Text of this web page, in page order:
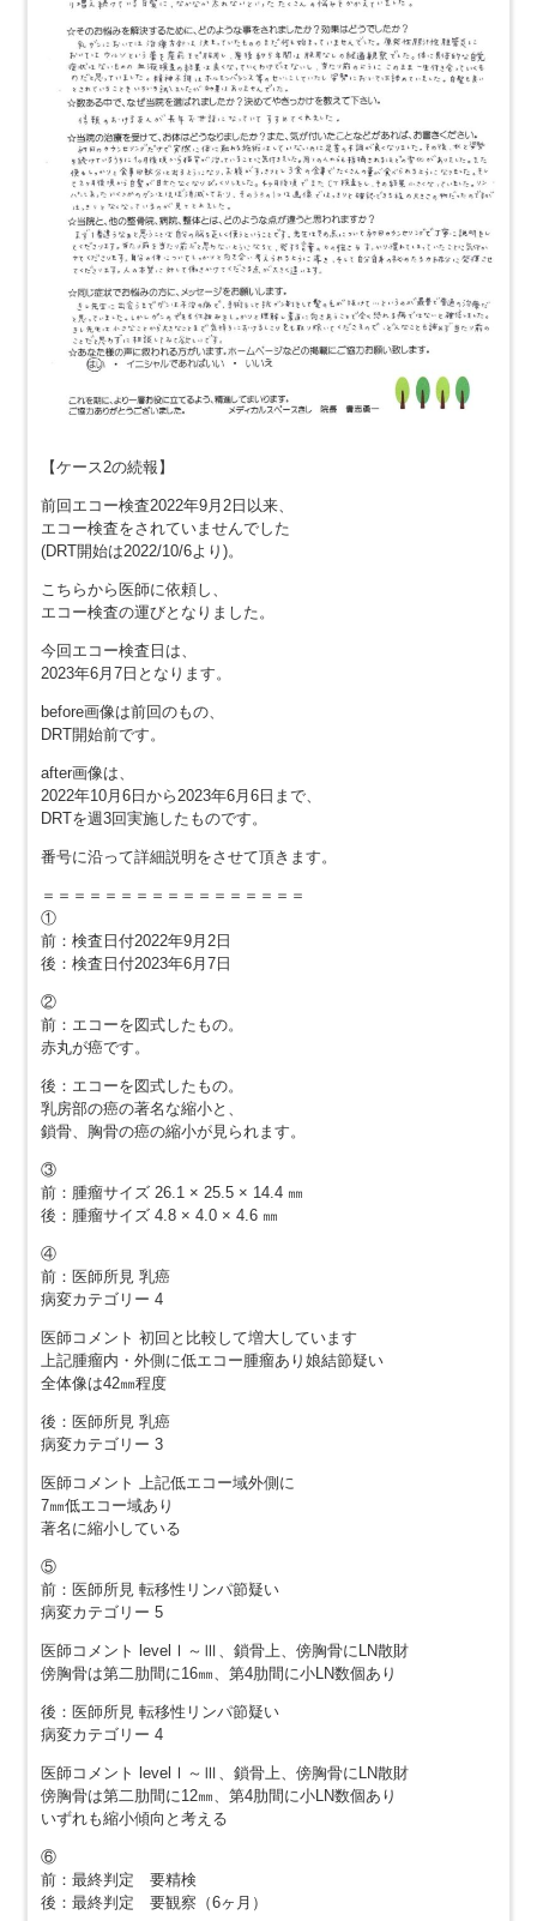
【ケース2の続報】
前回エコー検査2022年9月2日以来、
エコー検査をされていませんでした
(DRT開始は2022/10/6より)。
こちらから医師に依頼し、
エコー検査の運びとなりました。
今回エコー検査日は、
2023年6月7日となります。
before画像は前回のもの、
DRT開始前です。
after画像は、
2022年10月6日から2023年6月6日まで、
DRTを週3回実施したものです。
番号に沿って詳細説明をさせて頂きます。
＝＝＝＝＝＝＝＝＝＝＝＝＝＝＝＝＝
①
前：検査日付2022年9月2日
後：検査日付2023年6月7日
②
前：エコーを図式したもの。
赤丸が癌です。
後：エコーを図式したもの。
乳房部の癌の著名な縮小と、
鎖骨、胸骨の癌の縮小が見られます。
③
前：腫瘤サイズ 26.1 × 25.5 × 14.4 ㎜
後：腫瘤サイズ 4.8 × 4.0 × 4.6 ㎜
④
前：医師所見 乳癌
病変カテゴリー 4
医師コメント 初回と比較して増大しています
上記腫瘤内・外側に低エコー腫瘤あり娘結節疑い
全体像は42㎜程度
後：医師所見 乳癌
病変カテゴリー 3
医師コメント 上記低エコー域外側に
7㎜低エコー域あり
著名に縮小している
⑤
前：医師所見 転移性リンパ節疑い
病変カテゴリー 5
医師コメント levelⅠ～Ⅲ、鎖骨上、傍胸骨にLN散財
傍胸骨は第二肋間に16㎜、第4肋間に小LN数個あり
後：医師所見 転移性リンパ節疑い
病変カテゴリー 4
医師コメント levelⅠ～Ⅲ、鎖骨上、傍胸骨にLN散財
傍胸骨は第二肋間に12㎜、第4肋間に小LN数個あり
いずれも縮小傾向と考える
⑥
前：最終判定 要精検
後：最終判定 要観察（6ヶ月）